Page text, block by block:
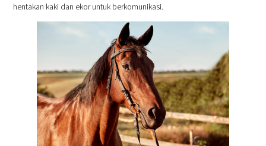
hentakan kaki dan ekor untuk berkomunikasi.